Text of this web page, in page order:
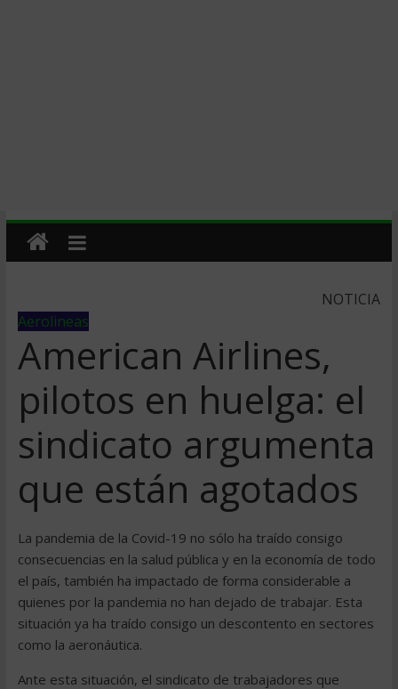
NOTICIA
Aerolineas
American Airlines,
pilotos en huelga: el
sindicato argumenta
que están agotados
La pandemia de la Covid-19 no sólo ha traído consigo
consecuencias en la salud pública y en la economía de todo
el país, también ha impactado de forma considerable a
quienes por la pandemia no han dejado de trabajar. Esta
situación ya ha traído consigo un descontento en sectores
como la aeronáutica.
Ante esta situación, el sindicato de trabajadores que